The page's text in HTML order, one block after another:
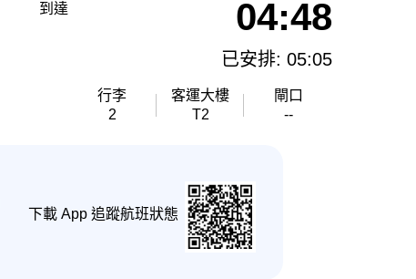
到達 04:48
已安排: 05:05
行李
2
客運大樓
T2
閘口
--
下載 App 追蹤航班狀態